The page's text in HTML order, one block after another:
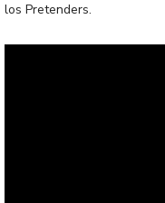
los Pretenders.